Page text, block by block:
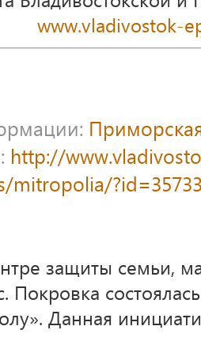
www.vladivostok-
http://
mitropolia/
защиты семьи,
Покровка
Данная